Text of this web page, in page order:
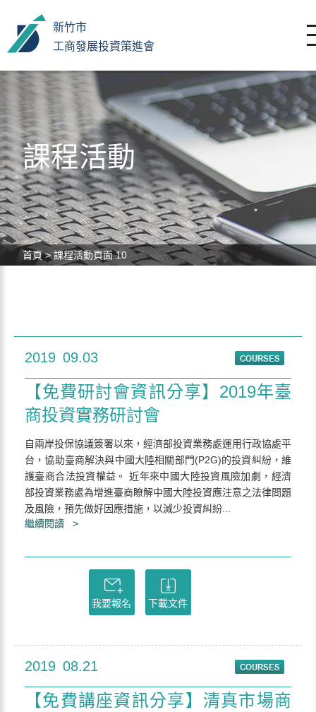
新竹市
工商發展投資策進會
課程活動
首頁>課程活動頁面 10
2019 09.03
【免費研討會資訊分享】2019年臺
商投資實務研討會
自兩岸投保協議簽署以來，經濟部投資業務處運用行政協處平
台，協助臺商解決與中國大陸相關部門(P2G)的投資糾紛，維
護臺商合法投資權益。 近年來中國大陸投資風險加劇，經濟
部投資業務處為增進臺商瞭解中國大陸投資應注意之法律問題
及風險，預先做好因應措施，以減少投資糾紛...
繼續閱讀 >
我要報名 下載文件
2019 08.21
【免費講座資訊分享】清真市場商